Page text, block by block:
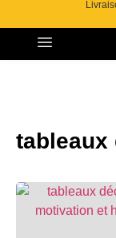
tableaux